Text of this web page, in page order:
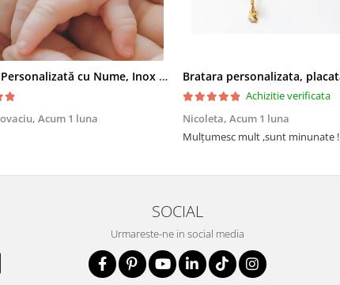
Brățară Personalizată cu Nume, Inox Auriu Waterproof, pentru copii
Acum 1 luna
Achizitie verificata
Nicoleta, Acum 1 luna
Mulțumesc mult ,sunt minunate !
SOCIAL
Urmareste-ne in social media